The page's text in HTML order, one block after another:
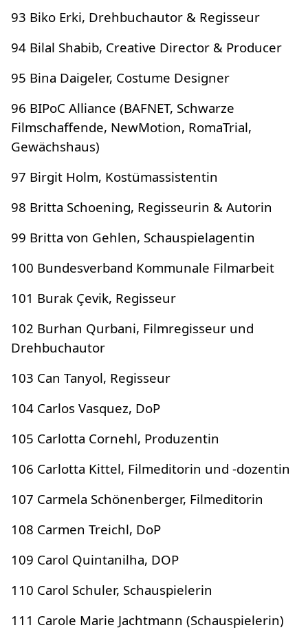
93 Biko Erki, Drehbuchautor & Regisseur
94 Bilal Shabib, Creative Director & Producer
95 Bina Daigeler, Costume Designer
96 BIPoC Alliance (BAFNET, Schwarze
Filmschaffende, NewMotion, RomaTrial,
Gewächshaus)
97 Birgit Holm, Kostümassistentin
98 Britta Schoening, Regisseurin & Autorin
99 Britta von Gehlen, Schauspielagentin
100 Bundesverband Kommunale Filmarbeit
101 Burak Çevik, Regisseur
102 Burhan Qurbani, Filmregisseur und
Drehbuchautor
103 Can Tanyol, Regisseur
104 Carlos Vasquez, DoP
105 Carlotta Cornehl, Produzentin
106 Carlotta Kittel, Filmeditorin und -dozentin
107 Carmela Schönenberger, Filmeditorin
108 Carmen Treichl, DoP
109 Carol Quintanilha, DOP
110 Carol Schuler, Schauspielerin
111 Carole Marie Jachtmann (Schauspielerin)